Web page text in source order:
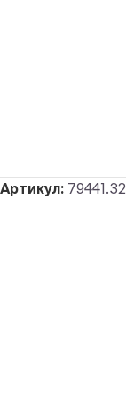
Артикул: 79441.32